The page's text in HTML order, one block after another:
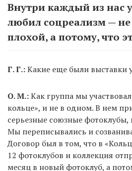
Внутри каждый из нас
любил соцреализм —
плохой, а потому, что
Г. Г.:Какие еще были выставки
О. М.:Как группа мы
кольце», и не в одном. В нем
серьезные союзные
Мы переписывались и
Договор был в том, что в
12 фотоклубов и коллекция
месяц в новый фотоклуб, а